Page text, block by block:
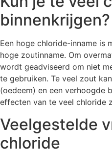
binnenkrijgen?
Een hoge chloride-inname is
hoge zoutinname. Om
wordt geadviseerd om niet
te gebruiken. Te veel zout
(oedeem) en een verhoogde
effecten van te veel chloride
Veelgestelde
chloride